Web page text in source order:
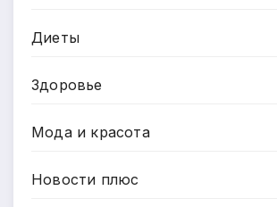
Диеты
Здоровье
Мода и красота
Новости плюс